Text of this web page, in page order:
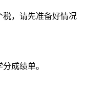
税，请先准备好情况
成绩单。